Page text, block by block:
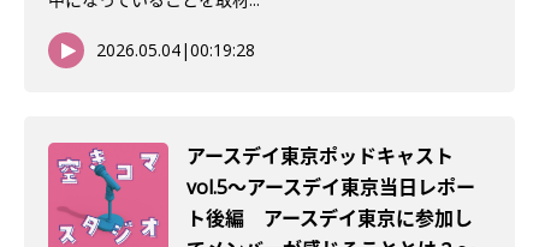
2026.05.04|00:19:28
アースデイ東京ポッドキャスト
vol.5〜アースデイ東京当日レポー
ト後編 アースデイ東京に参加し